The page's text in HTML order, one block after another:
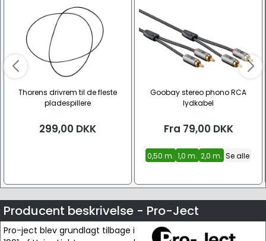
Thorens drivrem til de fleste
pladespillere
299,00 DKK
Goobay stereo phono RCA
lydkabel
Fra 79,00 DKK
0,50 m. 1,0 m. 2,0 m. Se alle
Producent beskrivelse - Pro-Ject
Pro-ject blev grundlagt tilbage i